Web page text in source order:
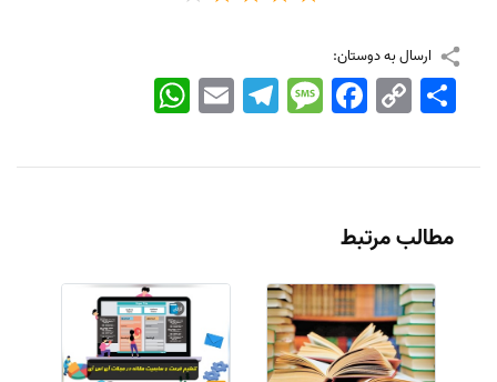
ارسال به دوستان:
WhatsApp EmailTelegramMessageFacebook Copy
Link
اشتراک
مطالب مرتبط